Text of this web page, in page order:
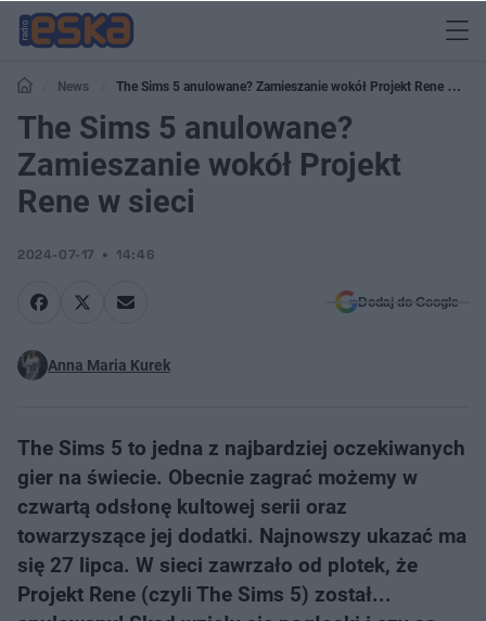
News
The Sims 5 anulowane? Zamieszanie wokół Projekt Rene w
sieci
The Sims 5 anulowane?
Zamieszanie wokół Projekt
Rene w sieci
2024-07-17 14:46
Dodaj do Google
Anna Maria Kurek
The Sims 5 to jedna z najbardziej oczekiwanych
gier na świecie. Obecnie zagrać możemy w
czwartą odsłonę kultowej serii oraz
towarzyszące jej dodatki. Najnowszy ukazać ma
się 27 lipca. W sieci zawrzało od plotek, że
Projekt Rene (czyli The Sims 5) został...